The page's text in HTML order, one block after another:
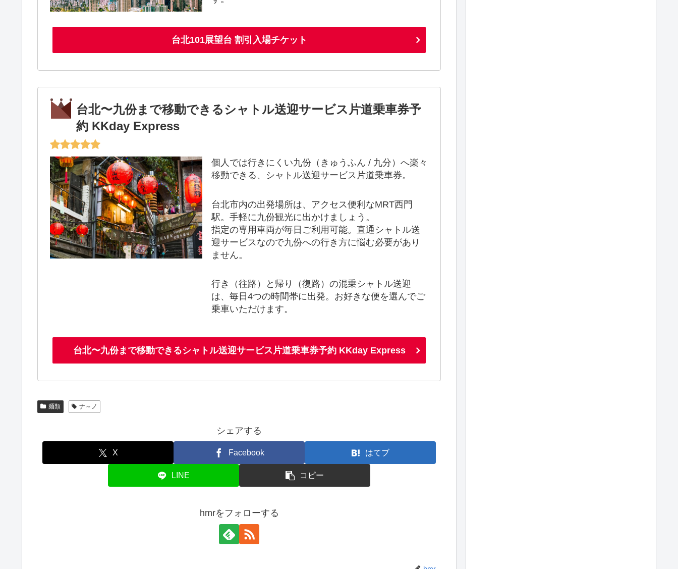
台北101展望台 割引入場チケット
台北〜九份まで移動できるシャトル送迎サービス片道乗車券予
約 KKday Express
個人では行きにくい九份（きゅうふん / 九分）へ楽々
移動できる、シャトル送迎サービス片道乗車券。
台北市内の出発場所は、アクセス便利なMRT西門
駅。手軽に九份観光に出かけましょう。
指定の専用車両が毎日ご利用可能。直通シャトル送
迎サービスなので九份への行き方に悩む必要があり
ません。
行き（往路）と帰り（復路）の混乗シャトル送迎
は、毎日4つの時間帯に出発。お好きな便を選んでご
乗車いただけます。
台北〜九份まで移動できるシャトル送迎サービス片道乗車券予約 KKday Express
麺類 ナ～ノ
シェアする
X Facebook はてブ
LINE コピー
hmrをフォローする